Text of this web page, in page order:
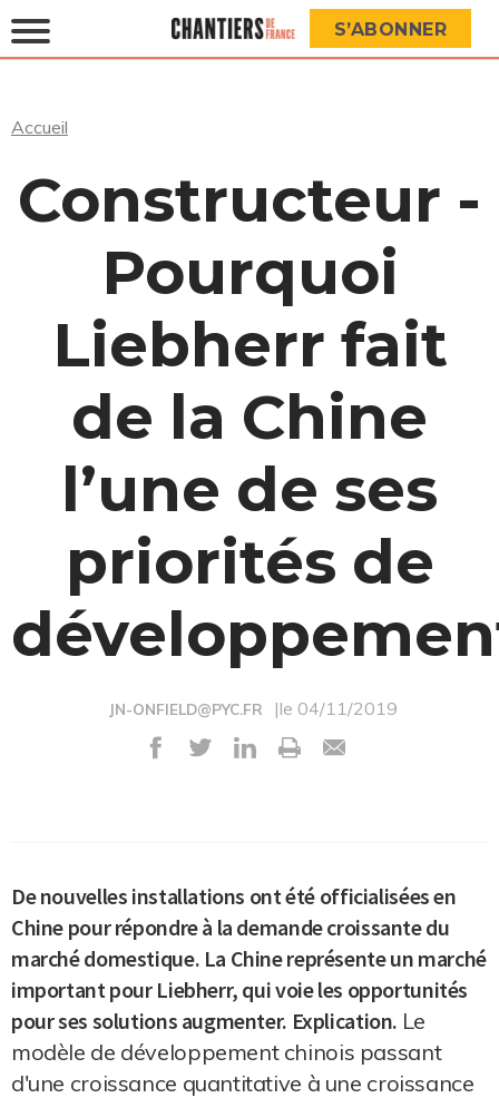
S’ABONNER
Accueil
Constructeur -
Pourquoi
Liebherr fait
de la Chine
l’une de ses
priorités de
JN-ONFIELD@PYC.FR |le 04/11/2019
De nouvelles installations ont été officialisées en
Chine pour répondre à la demande croissante du
marché domestique. La Chine représente un marché
important pour Liebherr, qui voie les opportunités
pour ses solutions augmenter. Explication. Le
modèle de développement chinois passant
d'une croissance quantitative à une croissance